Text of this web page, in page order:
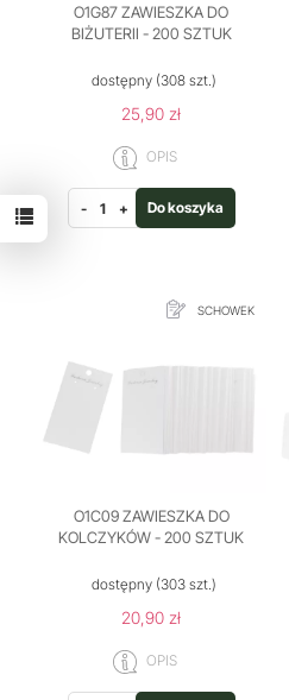
O1G87 ZAWIESZKA DO
BIŻUTERII - 200 SZTUK
dostępny (308 szt.)
25,90 zł
OPIS
- + Do koszyka
SCHOWEK
O1C09 ZAWIESZKA DO
KOLCZYKÓW - 200 SZTUK
dostępny (303 szt.)
20,90 zł
OPIS